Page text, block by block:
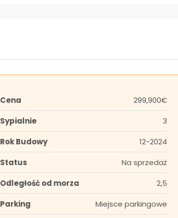
Cena
299,900€
Sypialnie
3
Rok Budowy
12-2024
Status
Na sprzedaż
Odległość od morza
2,5
Parking
Miejsce parkingowe